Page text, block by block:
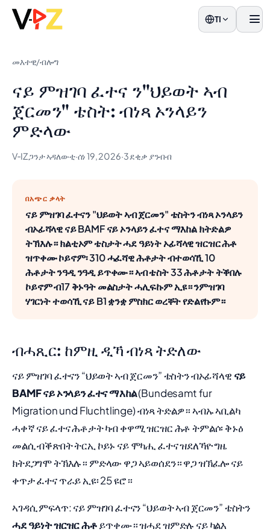
TI
መእተዊ/ብሎግ
ናይ ምዝገባ ፈተና ን"ህይወት ኣብ
ጀርመን" ቴስት: ብነጻ ኦንላይን
ምድላው
V‑IZ ጋንታ ኣዳለውቲ·ሰነ 19, 2026·3 ደቂቃ ያንብብ
በአጭር ቃላት
ናይ ምዝገባ ፈተናን "ህይወት ኣብ ጀርመን" ቴስትን ብነጻ ኦንላይን
ብኦፊሻላዊ ናይ BAMF ናይ ኦንላይን ፈተና ማእከል ክትድልዎ
ትኽእሉ። ክልቲኦም ቴስታት ሓደ ዓይነት ኦፊሻላዊ ዝርዝር ሕቶ
ዝጥቀሙ ኮይኖም፡ 310 ሓፈሻዊ ሕቶታት ብተወሳኺ 10
ሕቶታት ንዓዲ ንዓዲ ይጥቀሙ። ኣብ ቴስት 33 ሕቶታት ትቕበሉ
ኮይኖም ብ17 ቅኑዓት መልስታት ሓሊፍኩም ኢዩ። ንምዝገባ
ሃገርነት ተወሳኺ ናይ B1 ቋንቋ ምስክር ወረቐት የድልየኩም።
ብሓጺር: ከምዚ ዲኻ ብነጻ ትድለው
ናይ ምዝገባ ፈተናን “ህይወት ኣብ ጀርመን” ቴስትን ብኦፊሻላዊ ናይ
BAMF ናይ ኦንላይን ፈተና ማእከል(Bundesamt fur
Migration und Fluchtlinge) ብነጻ ትድልዎ። ኣብኡ ኣቢልካ
ሓቀኛ ናይ ፈተና ሕቶታት ካብ ቀዋሚ ዝርዝር ሕቶ ትምልሶ፡ ቅኑዕ
መልሲ ብቕጽበት ትርኢ ኮይኑ ናይ ሞካሒ ፈተና ዝደለኻዮ ግዜ
ክትደጋግሞ ትኽእሉ። ምድላው ዋጋ ኣይወሰደን። ዋጋ ዝኽፈሎ ናይ
ቀጥታ ፈተና ጥራይ ኢዩ፡ 25 ዩሮ።
ኣገዳሲ ምፍላጥ: ናይ ምዝገባ ፈተናን “ህይወት ኣብ ጀርመን” ቴስትን
ሓደ ዓይነት ዝርዝር ሕቶይጥቀሙ። ዝሓደ ዝምድሉ ናይ ካልእ